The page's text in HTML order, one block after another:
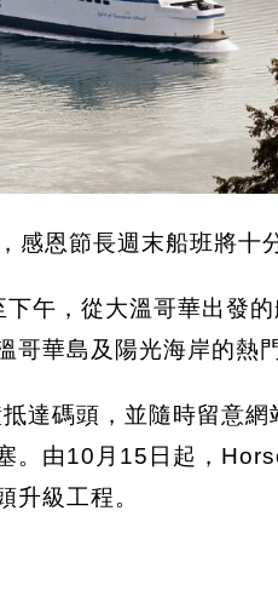
恩節長週末船班將十
午，從大溫哥華出發
華島及陽光海岸的熱
達碼頭，並隨時留意
。由10月15日起，
升級工程。